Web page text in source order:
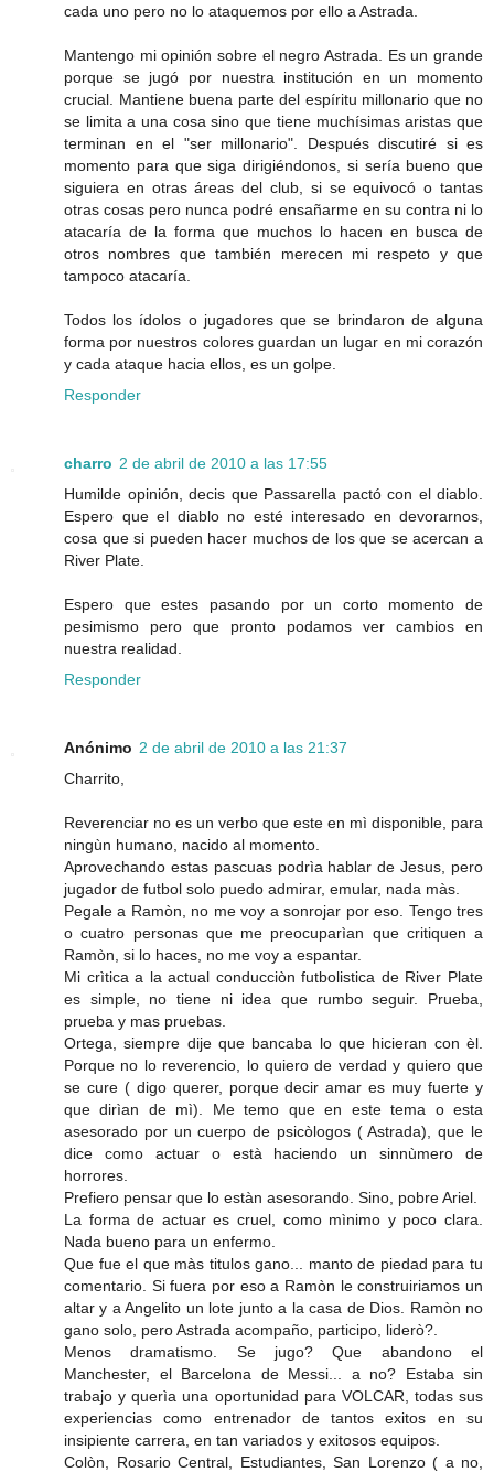
cada uno pero no lo ataquemos por ello a Astrada.
Mantengo mi opinión sobre el negro Astrada. Es un grande
porque se jugó por nuestra institución en un momento
crucial. Mantiene buena parte del espíritu millonario que no
se limita a una cosa sino que tiene muchísimas aristas que
terminan en el "ser millonario". Después discutiré si es
momento para que siga dirigiéndonos, si sería bueno que
siguiera en otras áreas del club, si se equivocó o tantas
otras cosas pero nunca podré ensañarme en su contra ni lo
atacaría de la forma que muchos lo hacen en busca de
otros nombres que también merecen mi respeto y que
tampoco atacaría.
Todos los ídolos o jugadores que se brindaron de alguna
forma por nuestros colores guardan un lugar en mi corazón
y cada ataque hacia ellos, es un golpe.
Responder
charro 2 de abril de 2010 a las 17:55
Humilde opinión, decis que Passarella pactó con el diablo.
Espero que el diablo no esté interesado en devorarnos,
cosa que si pueden hacer muchos de los que se acercan a
River Plate.
Espero que estes pasando por un corto momento de
pesimismo pero que pronto podamos ver cambios en
nuestra realidad.
Responder
Anónimo 2 de abril de 2010 a las 21:37
Charrito,
Reverenciar no es un verbo que este en mì disponible, para
ningùn humano, nacido al momento.
Aprovechando estas pascuas podrìa hablar de Jesus, pero
jugador de futbol solo puedo admirar, emular, nada màs.
Pegale a Ramòn, no me voy a sonrojar por eso. Tengo tres
o cuatro personas que me preocuparìan que critiquen a
Ramòn, si lo haces, no me voy a espantar.
Mi crìtica a la actual conducciòn futbolistica de River Plate
es simple, no tiene ni idea que rumbo seguir. Prueba,
prueba y mas pruebas.
Ortega, siempre dije que bancaba lo que hicieran con èl.
Porque no lo reverencio, lo quiero de verdad y quiero que
se cure ( digo querer, porque decir amar es muy fuerte y
que dirìan de mì). Me temo que en este tema o esta
asesorado por un cuerpo de psicòlogos ( Astrada), que le
dice como actuar o està haciendo un sinnùmero de
horrores.
Prefiero pensar que lo estàn asesorando. Sino, pobre Ariel.
La forma de actuar es cruel, como mìnimo y poco clara.
Nada bueno para un enfermo.
Que fue el que màs titulos gano... manto de piedad para tu
comentario. Si fuera por eso a Ramòn le construiriamos un
altar y a Angelito un lote junto a la casa de Dios. Ramòn no
gano solo, pero Astrada acompaño, participo, liderò?.
Menos dramatismo. Se jugo? Que abandono el
Manchester, el Barcelona de Messi... a no? Estaba sin
trabajo y querìa una oportunidad para VOLCAR, todas sus
experiencias como entrenador de tantos exitos en su
insipiente carrera, en tan variados y exitosos equipos.
Colòn, Rosario Central, Estudiantes, San Lorenzo ( a no,